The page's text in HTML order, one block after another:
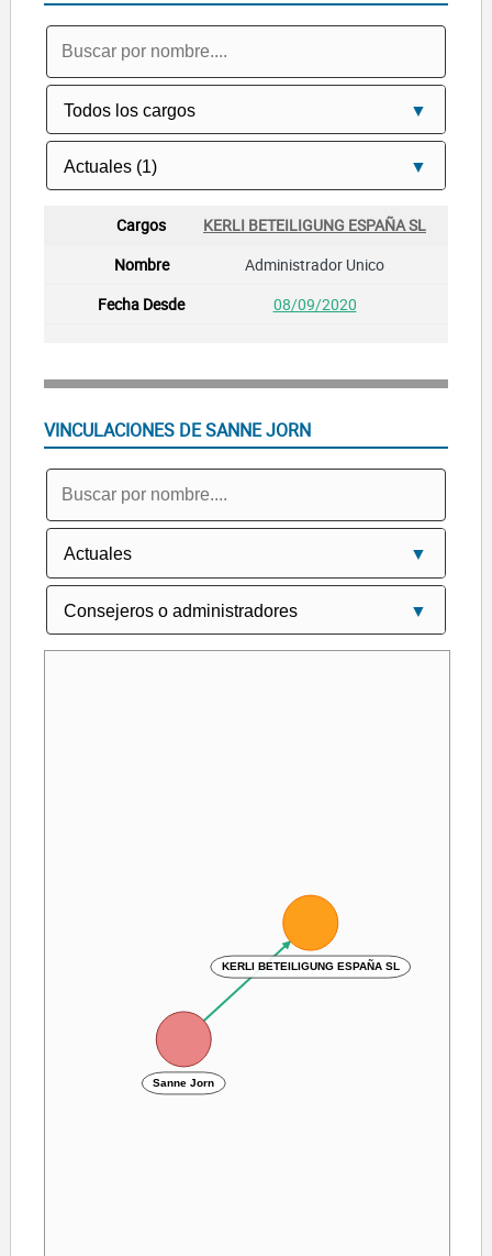
KERLI BETEILIGUNG ESPAÑA SL
Administrador Unico
08/09/2020
VINCULACIONES DE SANNE JORN
KERLI BETEILIGUNG ESPAÑA SL
Sanne Jorn